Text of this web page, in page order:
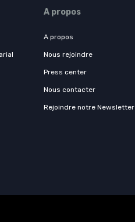
A propos
A propos
Nous rejoindre
Press center
Nous contacter
Rejoindre notre Newsletter